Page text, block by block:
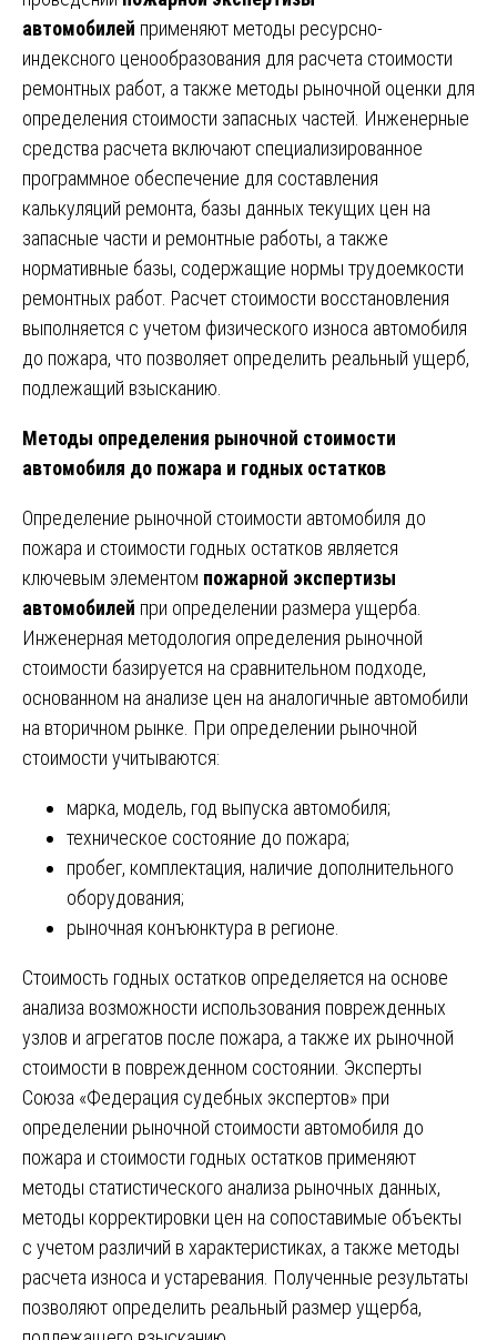
автомобилей применяют методы ресурсно-
индексного ценообразования для расчета стоимости
ремонтных работ, а также методы рыночной оценки для
определения стоимости запасных частей. Инженерные
средства расчета включают специализированное
программное обеспечение для составления
калькуляций ремонта, базы данных текущих цен на
запасные части и ремонтные работы, а также
нормативные базы, содержащие нормы трудоемкости
ремонтных работ. Расчет стоимости восстановления
выполняется с учетом физического износа автомобиля
до пожара, что позволяет определить реальный ущерб,
подлежащий взысканию.
Методы определения рыночной стоимости
автомобиля до пожара и годных остатков
Определение рыночной стоимости автомобиля до
пожара и стоимости годных остатков является
ключевым элементом пожарной экспертизы
автомобилей при определении размера ущерба.
Инженерная методология определения рыночной
стоимости базируется на сравнительном подходе,
основанном на анализе цен на аналогичные автомобили
на вторичном рынке. При определении рыночной
стоимости учитываются:
марка, модель, год выпуска автомобиля;
техническое состояние до пожара;
пробег, комплектация, наличие дополнительного
оборудования;
рыночная конъюнктура в регионе.
Стоимость годных остатков определяется на основе
анализа возможности использования поврежденных
узлов и агрегатов после пожара, а также их рыночной
стоимости в поврежденном состоянии. Эксперты
Союза «Федерация судебных экспертов» при
определении рыночной стоимости автомобиля до
пожара и стоимости годных остатков применяют
методы статистического анализа рыночных данных,
методы корректировки цен на сопоставимые объекты
с учетом различий в характеристиках, а также методы
расчета износа и устаревания. Полученные результаты
позволяют определить реальный размер ущерба,